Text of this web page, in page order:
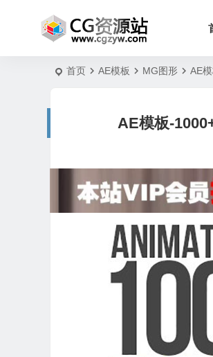
首页 AE模板 MG图形 AE
AE模板-